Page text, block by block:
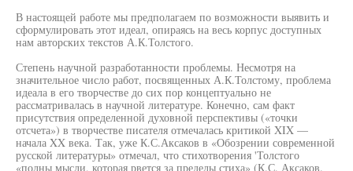
В настоящей работе мы предполагаем по возможности выявить и
сформулировать этот идеал, опираясь на весь корпус доступных
нам авторских текстов А.К.Толстого.
Степень научной разработанности проблемы. Несмотря на
значительное число работ, посвященных А.К.Толстому, проблема
идеала в его творчестве до сих пор концептуально не
рассматривалась в научной литературе. Конечно, сам факт
присутствия определенной духовной перспективы («точки
отсчета») в творчестве писателя отмечалась критикой XIX —
начала XX века. Так, уже К.С.Аксаков в «Обозрении современной
русской литературы» отмечал, что стихотворения 'Толстого
«полны мысли, которая рвется за пределы стиха» (К.С. Аксаков.